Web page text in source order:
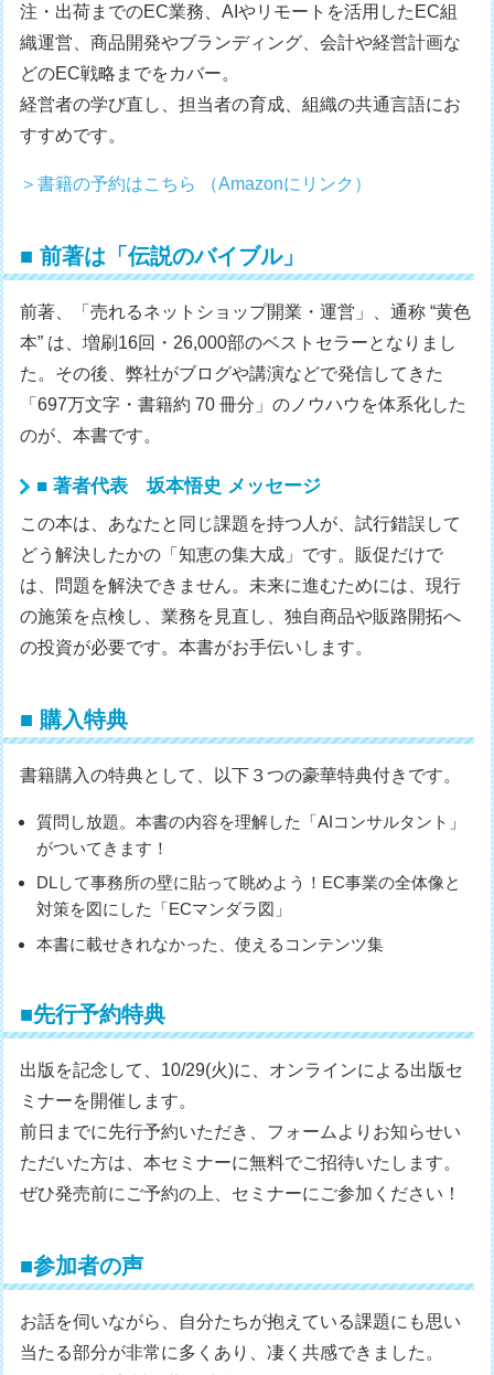
注・出荷までのEC業務、AIやリモートを活用したEC組
織運営、商品開発やブランディング、会計や経営計画な
どのEC戦略までをカバー。
経営者の学び直し、担当者の育成、組織の共通言語にお
すすめです。
＞書籍の予約はこちら （Amazonにリンク）
■ 前著は「伝説のバイブル」
前著、「売れるネットショップ開業・運営」、通称 “黄色
本” は、増刷16回・26,000部のベストセラーとなりまし
た。その後、弊社がブログや講演などで発信してきた
「697万文字・書籍約 70 冊分」のノウハウを体系化した
のが、本書です。
■ 著者代表 坂本悟史 メッセージ
この本は、あなたと同じ課題を持つ人が、試行錯誤して
どう解決したかの「知恵の集大成」です。販促だけで
は、問題を解決できません。未来に進むためには、現行
の施策を点検し、業務を見直し、独自商品や販路開拓へ
の投資が必要です。本書がお手伝いします。
■ 購入特典
書籍購入の特典として、以下３つの豪華特典付きです。
質問し放題。本書の内容を理解した「AIコンサルタント」
がついてきます！
DLして事務所の壁に貼って眺めよう！EC事業の全体像と
対策を図にした「ECマンダラ図」
本書に載せきれなかった、使えるコンテンツ集
■先行予約特典
出版を記念して、10/29(火)に、オンラインによる出版セ
ミナーを開催します。
前日までに先行予約いただき、フォームよりお知らせい
ただいた方は、本セミナーに無料でご招待いたします。
ぜひ発売前にご予約の上、セミナーにご参加ください！
■参加者の声
お話を伺いながら、自分たちが抱えている課題にも思い
当たる部分が非常に多くあり、凄く共感できました。